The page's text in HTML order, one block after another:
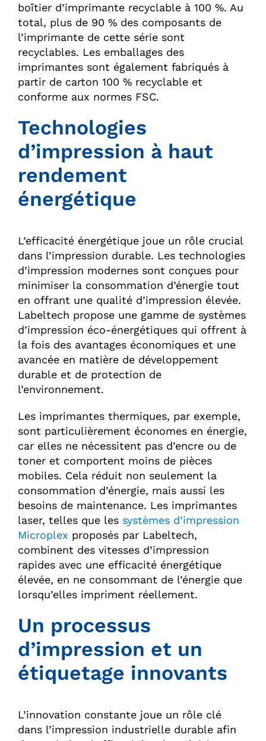
boîtier d’imprimante recyclable à 100 %. Au
total, plus de 90 % des composants de
l’imprimante de cette série sont
recyclables. Les emballages des
imprimantes sont également fabriqués à
partir de carton 100 % recyclable et
conforme aux normes FSC.
Technologies
d’impression à haut
rendement
énergétique
L’efficacité énergétique joue un rôle crucial
dans l’impression durable. Les technologies
d’impression modernes sont conçues pour
minimiser la consommation d’énergie tout
en offrant une qualité d’impression élevée.
Labeltech propose une gamme de systèmes
d’impression éco-énergétiques qui offrent à
la fois des avantages économiques et une
avancée en matière de développement
durable et de protection de
l’environnement.
Les imprimantes thermiques, par exemple,
sont particulièrement économes en énergie,
car elles ne nécessitent pas d’encre ou de
toner et comportent moins de pièces
mobiles. Cela réduit non seulement la
consommation d’énergie, mais aussi les
besoins de maintenance. Les imprimantes
laser, telles que les systèmes d’impression
Microplex proposés par Labeltech,
combinent des vitesses d’impression
rapides avec une efficacité énergétique
élevée, en ne consommant de l’énergie que
lorsqu’elles impriment réellement.
Un processus
d’impression et un
étiquetage innovants
L’innovation constante joue un rôle clé
dans l’impression industrielle durable afin